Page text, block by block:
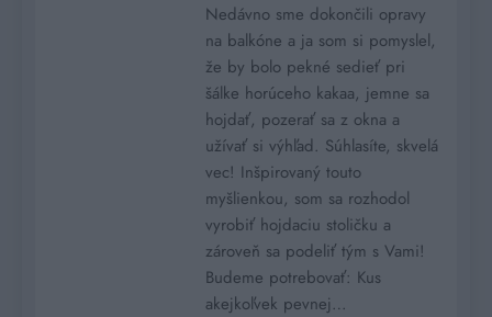
Nedávno sme dokončili opravy
na balkóne a ja som si pomyslel,
že by bolo pekné sedieť pri
šálke horúceho kakaa, jemne sa
hojdať, pozerať sa z okna a
užívať si výhľad. Súhlasíte, skvelá
vec! Inšpirovaný touto
myšlienkou, som sa rozhodol
vyrobiť hojdaciu stoličku a
zároveň sa podeliť tým s Vami!
Budeme potrebovať: Kus
akejkoľvek pevnej…